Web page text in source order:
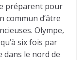
préparent pour
commun d’âtre
Olympe,
six fois par
dans le nord de